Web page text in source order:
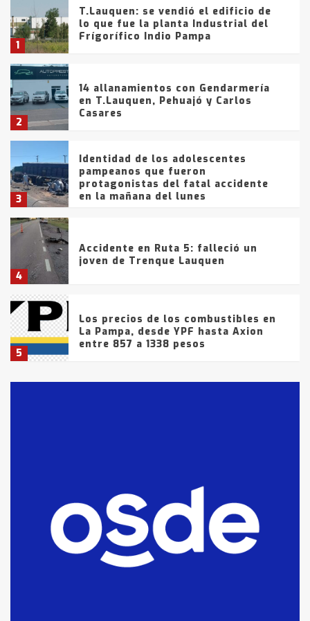
1
T.Lauquen: se vendió el edificio de
lo que fue la planta Industrial del
Frígorífico Indio Pampa
2
14 allanamientos con Gendarmería
en T.Lauquen, Pehuajó y Carlos
Casares
3
Identidad de los adolescentes
pampeanos que fueron
protagonistas del fatal accidente
en la mañana del lunes
4
Accidente en Ruta 5: falleció un
joven de Trenque Lauquen
5
Los precios de los combustibles en
La Pampa, desde YPF hasta Axion
entre 857 a 1338 pesos
fueron detenidos por
comercialización de drogas en la
tarde del sábado
T.Lauquen: se vendió el edificio de
lo que fue la planta Industrial del